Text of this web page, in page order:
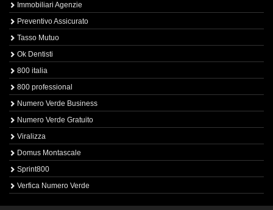
Immobiliari Agenzie
Preventivo Assicurato
Tasso Mutuo
Ok Dentisti
800 italia
800 professional
Numero Verde Business
Numero Verde Gratuito
Viralizza
Domus Montascale
Sprint800
Verfica Numero Verde